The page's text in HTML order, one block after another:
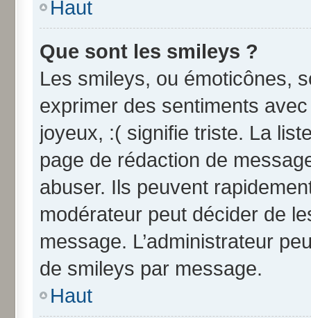
Haut
Que sont les smileys ?
Les smileys, ou émoticônes,
exprimer des sentiments
joyeux, :( signifie triste. La
page de rédaction de
abuser. Ils peuvent
modérateur peut décider de
message. L’administrateur
de smileys par message.
Haut